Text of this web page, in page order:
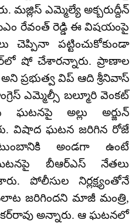
మజ్లిస్‌ ఎమ్మెల్యే అక్బరుద్దీన్‌
రేవంత్ రెడ్డి ఈ విషయంపై
చెప్పినా పట్టించుకోకుండా
షో చేశారన్నారు. ప్రాణాల
అని ప్రభుత్వ విప్ ఆది శ్రీనివాస్‌
ఎమ్మెల్సీ బల్మూరి వెంకట్
ఘటనపై అల్లు అర్జున్‌
విషాద ఘటన జరిగిన రోజే
అండగా ఉంటే
బీఆర్‌ఎస్ నేతలు
పోలీసుల నిర్లక్ష్యంతోనే
జరిగిందని మాజీ మంత్రి,
అన్నారు. ఆ ఘటనలో